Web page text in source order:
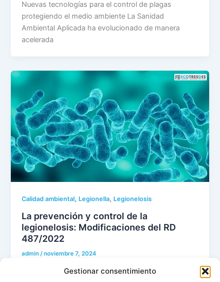
Gestionar consentimiento
Nuevas tecnologías para el control de plagas
protegiendo el medio ambiente La Sanidad
Ambiental Aplicada ha evolucionado de manera
acelerada
Calidad ambiental, Legionella, Legionelosis
La prevención y control de la
legionelosis: Modificaciones del RD
487/2022
admin /noviembre 7, 2024
Las modificaciones sobre la prevencion y control de